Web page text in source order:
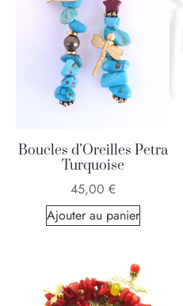
Boucles d’Oreilles Petra
Turquoise
45,00 €
Ajouter au panier